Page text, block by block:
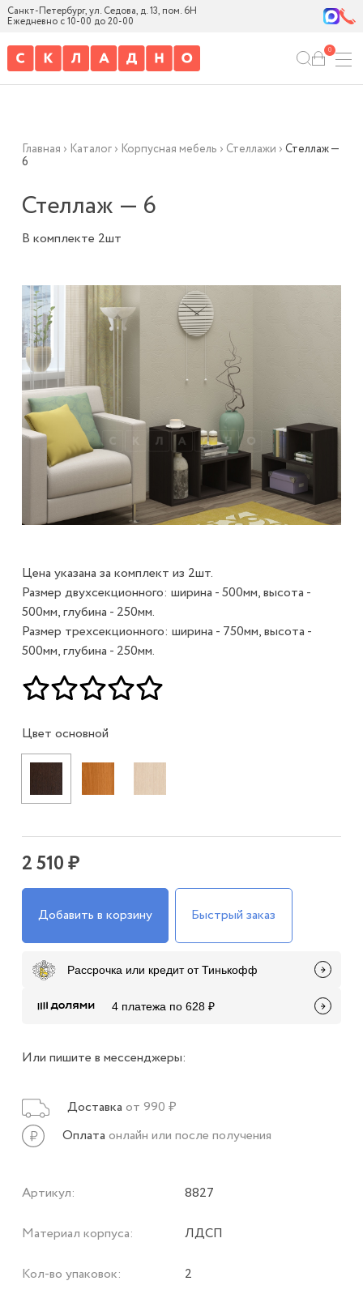
Санкт-Петербург, ул. Седова, д. 13, пом. 6Н
Ежедневно с 10-00 до 20-00
0
Главная › Каталог› Корпусная мебель › Стеллажи › Стеллаж —
6
Стеллаж — 6
В комплекте 2шт
Цена указана за комплект из 2шт.
Размер двухсекционного: ширина - 500мм, высота -
500мм, глубина - 250мм.
Размер трехсекционного: ширина - 750мм, высота -
500мм, глубина - 250мм.
Цвет основной
2 510 ₽
Добавить в корзину Быстрый заказ
Рассрочка или кредит от Тинькофф
4 платежа по 628 ₽
Или пишите в мессенджеры:
Доставка от 990 ₽
Оплата онлайн или после получения
Артикул: 8827
Материал корпуса: ЛДСП
Кол-во упаковок: 2